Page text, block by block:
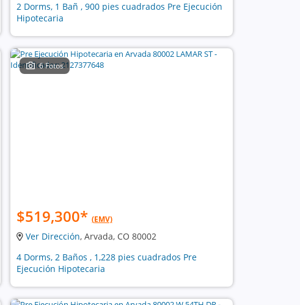
2 Dorms, 1 Bañ , 900 pies cuadrados Pre Ejecución
Hipotecaria
6 Fotos
$519,300* (EMV)
Ver Dirección, Arvada, CO 80002
4 Dorms, 2 Baños , 1,228 pies cuadrados Pre
Ejecución Hipotecaria